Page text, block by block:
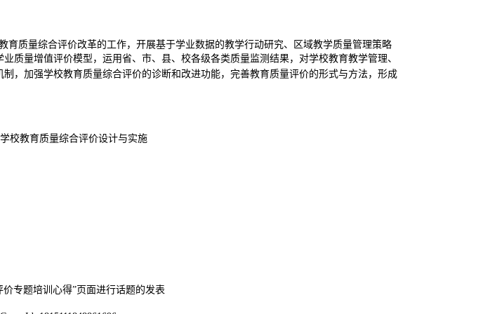
育质量综合评价改革的工作，开展基于学业数据的教学行动研究、区域教学质量管理策略
质量增值评价模型，运用省、市、县、校各级各类质量监测结果，对学校教育教学管理、
，加强学校教育质量综合评价的诊断和改进功能，完善教育质量评价的形式与方法，形成
校教育质量综合评价设计与实施
价专题培训心得”页面进行话题的发表